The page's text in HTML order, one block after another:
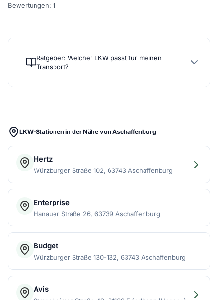
Bewertungen: 1
Ratgeber: Welcher LKW passt für meinen
Transport?
LKW-Stationen in der Nähe von Aschaffenburg
Hertz
Würzburger Straße 102, 63743 Aschaffenburg
Enterprise
Hanauer Straße 26, 63739 Aschaffenburg
Budget
Würzburger Straße 130-132, 63743 Aschaffenburg
Avis